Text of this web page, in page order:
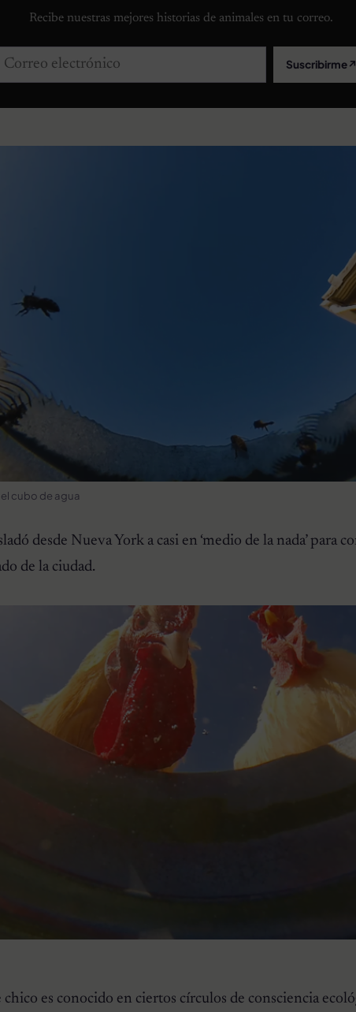
Recibe nuestras mejores historias de animales en tu correo.
electrónico Suscribirme↗
cubo de agua
desde Nueva York a casi en ‘medio de la nada’ para
de la ciudad.
es conocido en ciertos círculos de consciencia